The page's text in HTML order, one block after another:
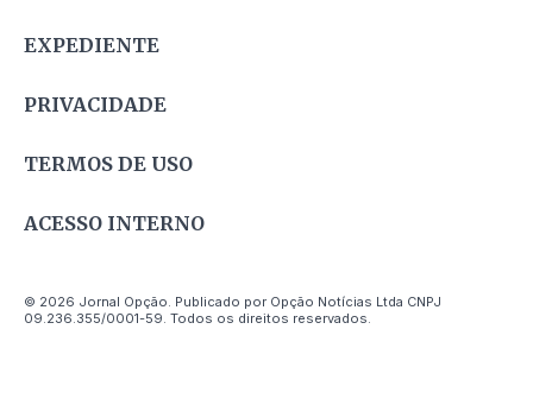
EXPEDIENTE
PRIVACIDADE
TERMOS DE USO
ACESSO INTERNO
© 2026 Jornal Opção. Publicado por Opção Notícias Ltda CNPJ
09.236.355/0001-59. Todos os direitos reservados.